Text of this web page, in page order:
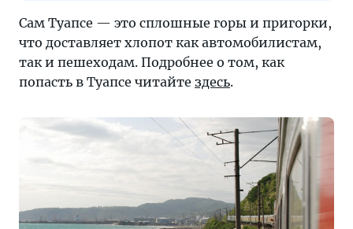
Сам Туапсе — это сплошные горы и пригорки,
что доставляет хлопот как автомобилистам,
так и пешеходам. Подробнее о том, как
попасть в Туапсе читайте здесь.